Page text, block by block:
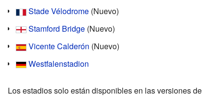
Stade Vélodrome (Nuevo)
Stamford Bridge (Nuevo)
Vicente Calderón (Nuevo)
Westfalenstadion
Los estadios solo están disponibles en las versiones de